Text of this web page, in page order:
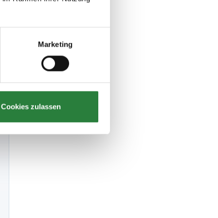
Marketing
Cookies zulassen